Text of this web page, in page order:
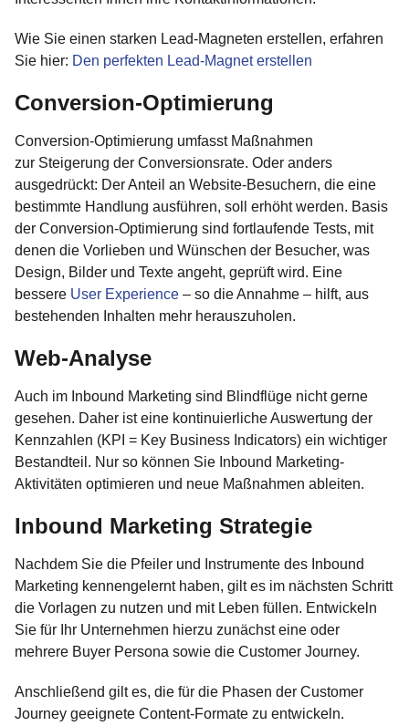
Wie Sie einen starken Lead-Magneten erstellen, erfahren
Sie hier: Den perfekten Lead-Magnet erstellen
Conversion-Optimierung
Conversion-Optimierung umfasst Maßnahmen
zur Steigerung der Conversionsrate. Oder anders
ausgedrückt: Der Anteil an Website-Besuchern, die eine
bestimmte Handlung ausführen, soll erhöht werden. Basis
der Conversion-Optimierung sind fortlaufende Tests, mit
denen die Vorlieben und Wünschen der Besucher, was
Design, Bilder und Texte angeht, geprüft wird. Eine
bessere User Experience – so die Annahme – hilft, aus
bestehenden Inhalten mehr herauszuholen.
Web-Analyse
Auch im Inbound Marketing sind Blindflüge nicht gerne
gesehen. Daher ist eine kontinuierliche Auswertung der
Kennzahlen (KPI = Key Business Indicators) ein wichtiger
Bestandteil. Nur so können Sie Inbound Marketing-
Aktivitäten optimieren und neue Maßnahmen ableiten.
Inbound Marketing Strategie
Nachdem Sie die Pfeiler und Instrumente des Inbound
Marketing kennengelernt haben, gilt es im nächsten Schritt
die Vorlagen zu nutzen und mit Leben füllen. Entwickeln
Sie für Ihr Unternehmen hierzu zunächst eine oder
mehrere Buyer Persona sowie die Customer Journey.
Anschließend gilt es, die für die Phasen der Customer
Journey geeignete Content-Formate zu entwickeln.